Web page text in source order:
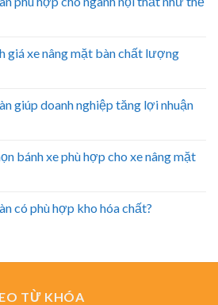
giá xe nâng mặt bàn chất lượng
giúp doanh nghiệp tăng lợi nhuận
bánh xe phù hợp cho xe nâng mặt
có phù hợp kho hóa chất?
TỪ KHÓA